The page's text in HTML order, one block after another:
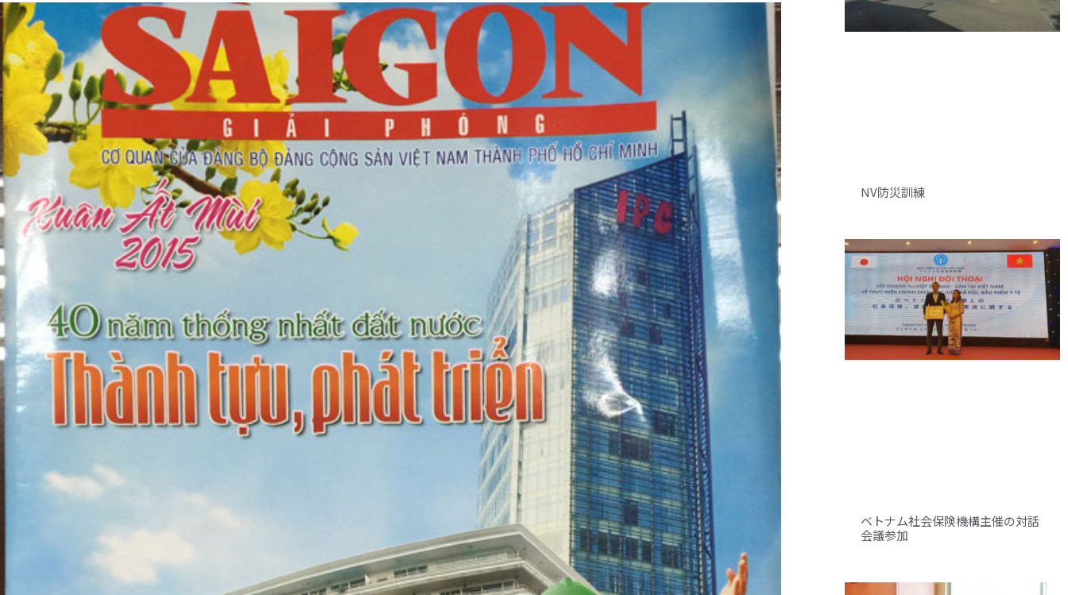
NV防災訓練
ベトナム社会保険機構主催の対話
会議参加